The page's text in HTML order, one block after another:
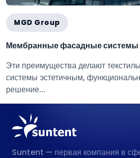
MGD Group
Мембранные фасадные системы
Эти преимущества делают
системы эстетичным,
решение...
Suntent — первая компания в